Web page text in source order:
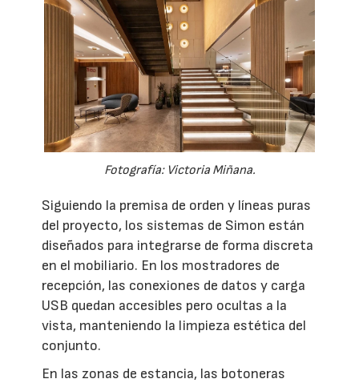
Fotografía: Victoria Miñana.
Siguiendo la premisa de orden y líneas puras
del proyecto, los sistemas de Simon están
diseñados para integrarse de forma discreta
en el mobiliario. En los mostradores de
recepción, las conexiones de datos y carga
USB quedan accesibles pero ocultas a la
vista, manteniendo la limpieza estética del
conjunto.
En las zonas de estancia, las botoneras